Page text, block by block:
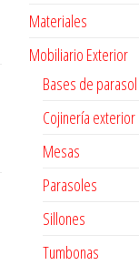
Materiales
Mobiliario Exterior
Bases de parasol
Cojinería exterior
Mesas
Parasoles
Sillones
Tumbonas